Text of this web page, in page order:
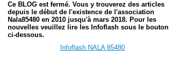
Ce BLOG est fermé. Vous y trouverez des articles
depuis le début de l'existence de l'association
Nala85480 en 2010 jusqu'à mars 2018. Pour les
nouvelles veuillez lire les Infoflash sous le bouton
ci-dessous.
Infoflash NALA 85480